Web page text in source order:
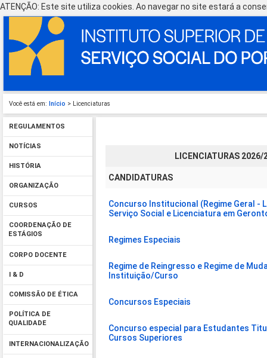
ATENÇÃO: Este site utiliza cookies. Ao navegar no site estará a
Você está em: Início > Licenciaturas
REGULAMENTOS
NOTÍCIAS
HISTÓRIA
ORGANIZAÇÃO
CURSOS
COORDENAÇÃO DE
ESTÁGIOS
CORPO DOCENTE
I & D
COMISSÃO DE ÉTICA
POLÍTICA DE
QUALIDADE
INTERNACIONALIZAÇÃO
LICENCIATURAS 2026/
CANDIDATURAS
Concurso Institucional (Regime Geral -
Serviço Social e Licenciatura em
Regimes Especiais
Regime de Reingresso e Regime de
Instituição/Curso
Concursos Especiais
Concurso especial para Estudantes
Cursos Superiores